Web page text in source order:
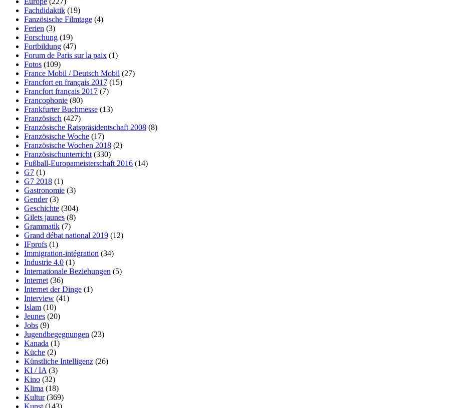
Fachdidaktik (19)
Fanzösische Filmtage (4)
Ferien (3)
Forschung (19)
Fortbildung (47)
Forum de Paris sur la paix (1)
Fotos (109)
France Mobil / Deutsch Mobil (27)
Francfort en français 2017 (15)
Francfort français 2017 (7)
Francophonie (80)
Frankfurter Buchmesse (13)
Französisch (427)
Französische Ratspräsidentschaft 2008 (8)
Französische Woche (17)
Französische Wochen 2018 (2)
Französischunterricht (330)
Fußball-Europameisterschaft 2016 (14)
G7 (1)
G7 2018 (1)
Gastronomie (3)
Gender(3)
Geschichte (304)
Gilets jaunes (8)
Grammatik (7)
Grand débat national 2019 (12)
IFprofs (1)
Immigration-intégration (34)
Industrie 4.0 (1)
Internationale Beziehungen (5)
Internet (36)
Internet der Dinge (1)
Interview (41)
Islam (10)
Jeunes (20)
Jobs (9)
Jugendbegegnungen (23)
Kanada (1)
Küche (2)
Künstliche Intelligenz (26)
KI / IA (3)
Kino (32)
Klima (18)
Kultur(369)